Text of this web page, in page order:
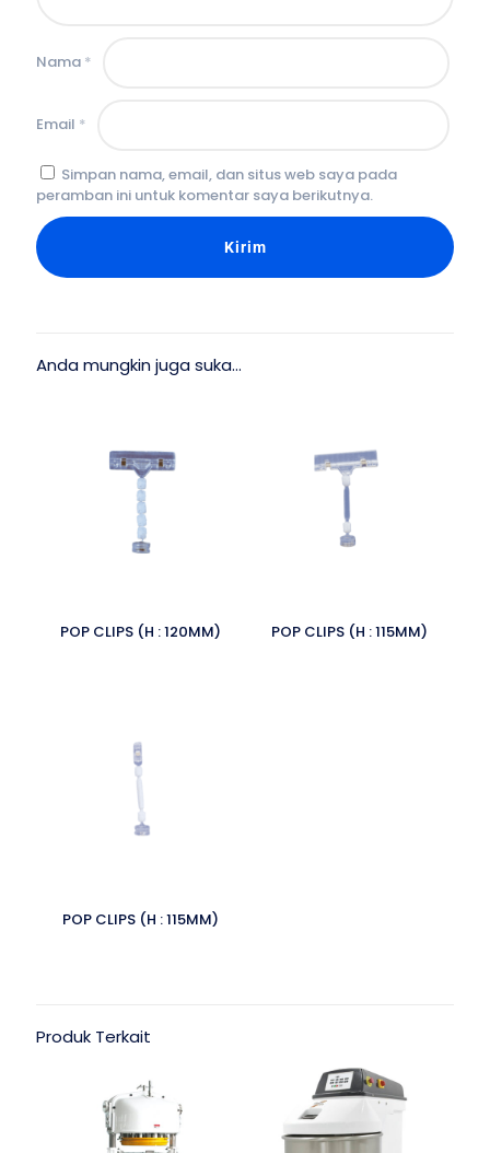
Nama *
Email *
Simpan nama, email, dan situs web saya pada
peramban ini untuk komentar saya berikutnya.
Anda mungkin juga suka…
POP CLIPS (H : 120MM) POP CLIPS (H : 115MM)
POP CLIPS (H : 115MM)
Produk Terkait